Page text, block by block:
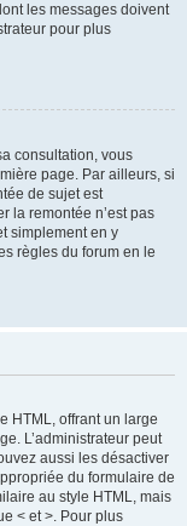
les messages doivent
pour plus
consultation, vous
page. Par ailleurs, si
de sujet est
la remontée n’est pas
simplement en y
règles du forum en le
HTML, offrant un large
L’administrateur peut
aussi les désactiver
du formulaire de
au style HTML, mais
< et >. Pour plus